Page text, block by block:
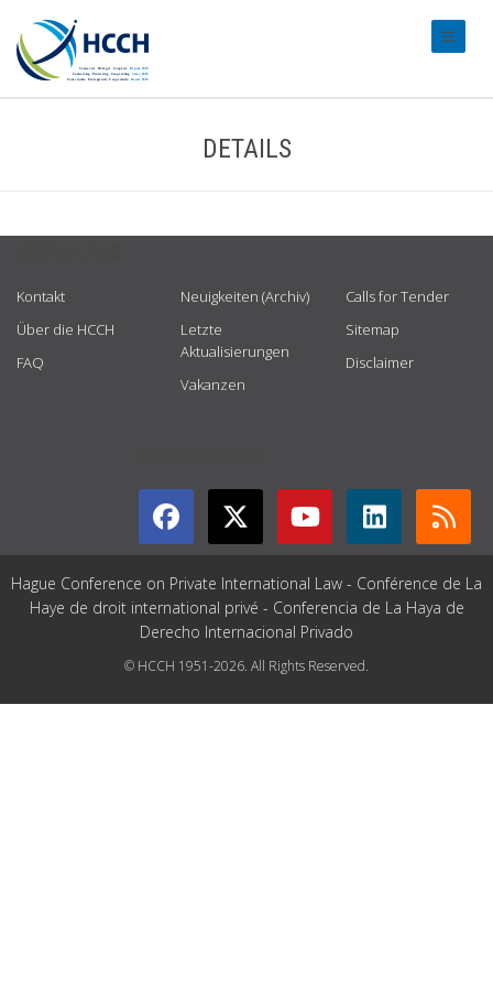
DETAILS
Kontakt
Über die HCCH
FAQ
Neuigkeiten (Archiv)
Letzte
Aktualisierungen
Vakanzen
Calls for Tender
Sitemap
Disclaimer
Hague Conference on Private International Law - Conférence de La
Haye de droit international privé - Conferencia de La Haya de
Derecho Internacional Privado
© HCCH 1951-2026. All Rights Reserved.